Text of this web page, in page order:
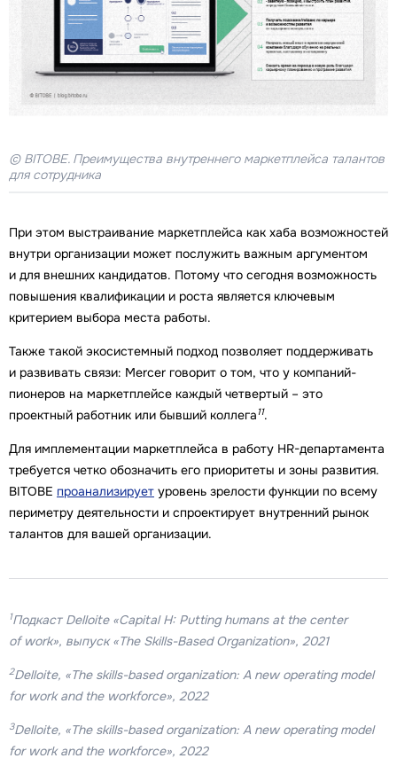
© BITOBE. Преимущества внутреннего маркетплейса талантов
для сотрудника
При этом выстраивание маркетплейса как хаба возможностей
внутри организации может послужить важным аргументом
и для внешних кандидатов. Потому что сегодня возможность
повышения квалификации и роста является ключевым
критерием выбора места работы.
Также такой экосистемный подход позволяет поддерживать
и развивать связи: Mercer говорит о том, что у компаний-
пионеров на маркетплейсе каждый четвертый – это
проектный работник или бывший коллега11.
Для имплементации маркетплейса в работу HR-департамента
требуется четко обозначить его приоритеты и зоны развития.
BITOBE проанализирует уровень зрелости функции по всему
периметру деятельности и спроектирует внутренний рынок
талантов для вашей организации.
1Подкаст Delloite «Capital H: Putting humans at the center
of work», выпуск «The Skills-Based Organization», 2021
2Delloite, «The skills-based organization: A new operating model
for work and the workforce», 2022
3Delloite, «The skills-based organization: A new operating model
for work and the workforce», 2022